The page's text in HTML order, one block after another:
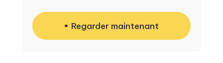
Regarder maintenant